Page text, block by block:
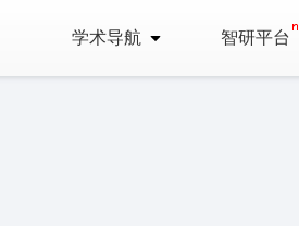
学术导航 智研平台